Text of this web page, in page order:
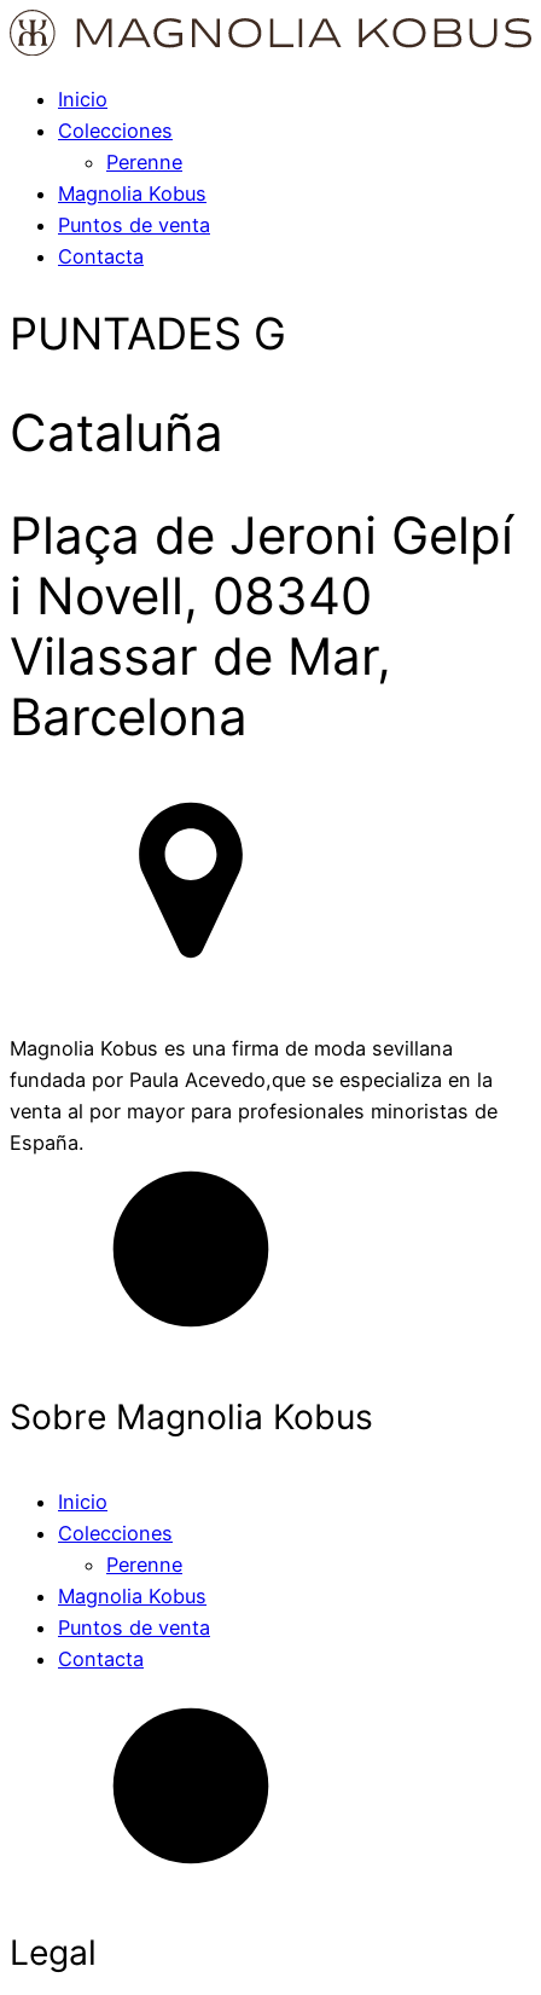
Inicio
Colecciones
Perenne
Magnolia Kobus
Puntos de venta
Contacta
PUNTADES G
Cataluña
Plaça de Jeroni Gelpí
i Novell, 08340
Vilassar de Mar,
Barcelona
Magnolia Kobus es una firma de moda sevillana
fundada por Paula Acevedo,que se especializa en la
venta al por mayor para profesionales minoristas de
España.
Sobre Magnolia Kobus
Inicio
Colecciones
Perenne
Magnolia Kobus
Puntos de venta
Contacta
Legal